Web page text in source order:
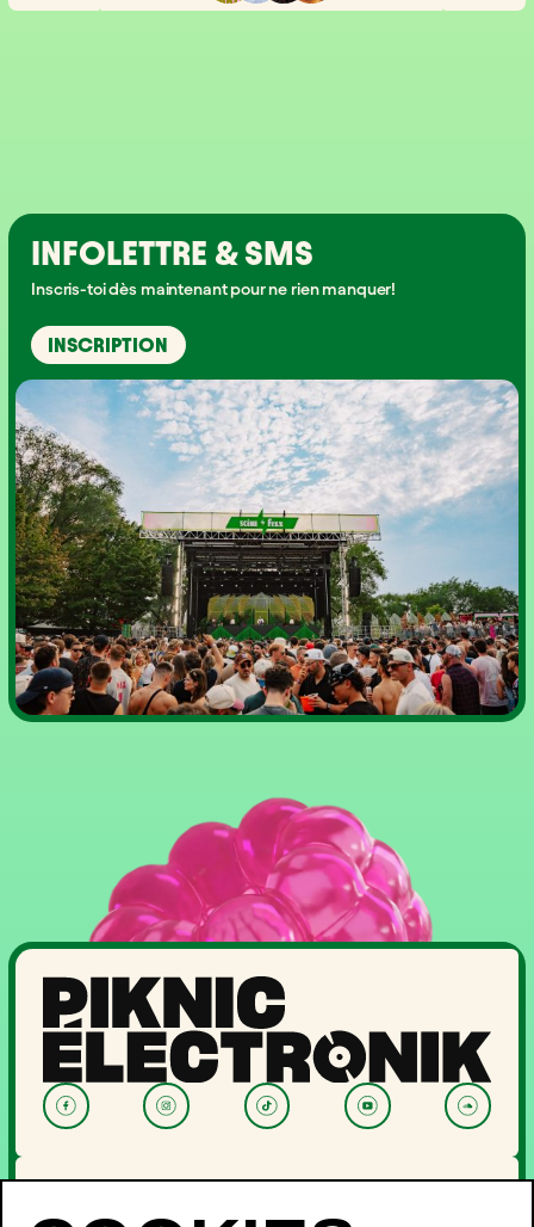
INFOLETTRE & SMS
Inscris-toi dès maintenant pour ne rien manquer!
INSCRIPTION
PROGRAMMATION